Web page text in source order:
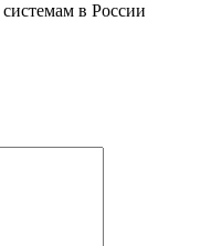
в России